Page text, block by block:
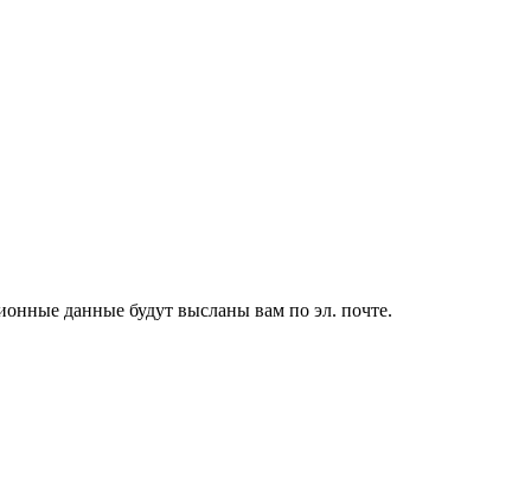
данные будут высланы вам по эл. почте.